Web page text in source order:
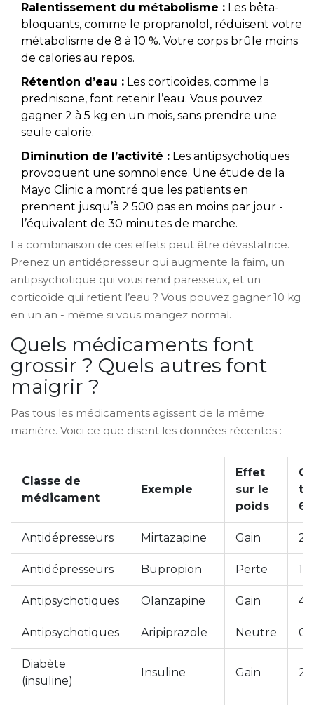
Ralentissement du métabolisme : Les bêta-
bloquants, comme le propranolol, réduisent votre
métabolisme de 8 à 10 %. Votre corps brûle moins
de calories au repos.
Rétention d’eau : Les corticoïdes, comme la
prednisone, font retenir l’eau. Vous pouvez
gagner 2 à 5 kg en un mois, sans prendre une
seule calorie.
Diminution de l’activité : Les antipsychotiques
provoquent une somnolence. Une étude de la
Mayo Clinic a montré que les patients en
prennent jusqu’à 2 500 pas en moins par jour -
l’équivalent de 30 minutes de marche.
La combinaison de ces effets peut être dévastatrice.
Prenez un antidépresseur qui augmente la faim, un
antipsychotique qui vous rend paresseux, et un
corticoïde qui retient l’eau ? Vous pouvez gagner 10 kg
en un an - même si vous mangez normal.
Quels médicaments font
grossir ? Quels autres font
maigrir ?
Pas tous les médicaments agissent de la même
manière. Voici ce que disent les données récentes :
Classe de
médicament
Exemple
Effet
sur le
poids
6-
Antidépresseurs Mirtazapine Gain 2
Antidépresseurs Bupropion Perte
Antipsychotiques Olanzapine Gain
Antipsychotiques Aripiprazole Neutre
Diabète
(insuline)
Insuline Gain 2